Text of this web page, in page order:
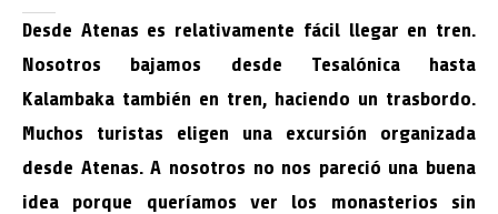
Desde Atenas es relativamente fácil llegar en tren.
Nosotros bajamos desde Tesalónica hasta
Kalambaka también en tren, haciendo un trasbordo.
Muchos turistas eligen una excursión organizada
desde Atenas. A nosotros no nos pareció una buena
idea porque queríamos ver los monasterios sin